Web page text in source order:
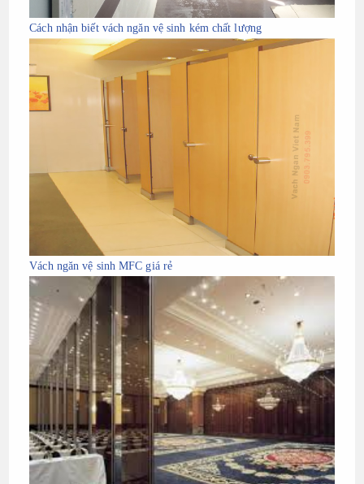
Cách nhận biết vách ngăn vệ sinh kém chất lượng
Vách ngăn vệ sinh MFC giá rẻ